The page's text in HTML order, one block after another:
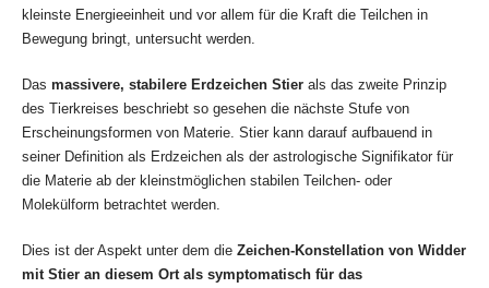
kleinste Energieeinheit und vor allem für die Kraft die Teilchen in
Bewegung bringt, untersucht werden.
Das massivere, stabilere Erdzeichen Stier als das zweite Prinzip
des Tierkreises beschriebt so gesehen die nächste Stufe von
Erscheinungsformen von Materie. Stier kann darauf aufbauend in
seiner Definition als Erdzeichen als der astrologische Signifikator für
die Materie ab der kleinstmöglichen stabilen Teilchen- oder
Molekülform betrachtet werden.
Dies ist der Aspekt unter dem die Zeichen-Konstellation von Widder
mit Stier an diesem Ort als symptomatisch für das